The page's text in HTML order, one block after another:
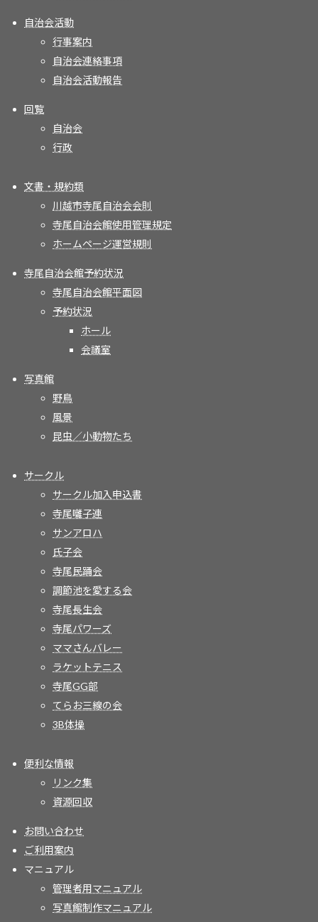
自治会活動
行事案内
自治会連絡事項
自治会活動報告
回覧
自治会
行政
文書・規約類
川越市寺尾自治会会則
寺尾自治会館使用管理規定
ホームページ運営規則
寺尾自治会館予約状況
寺尾自治会館平面図
予約状況
ホール
会議室
写真館
野鳥
風景
昆虫／小動物たち
サークル
サークル加入申込書
寺尾囃子連
サンアロハ
氏子会
寺尾民踊会
調節池を愛する会
寺尾長生会
寺尾パワーズ
ママさんバレー
ラケットテニス
寺尾GG部
てらお三線の会
3B体操
便利な情報
リンク集
資源回収
お問い合わせ
ご利用案内
マニュアル
管理者用マニュアル
写真館制作マニュアル